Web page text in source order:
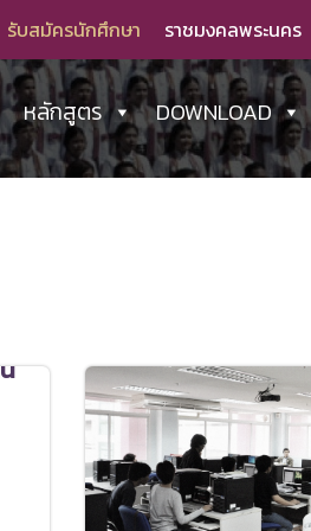
รับสมัครนักศึกษา ราชมงคลพระนคร
หลักสูตร DOWNLOAD